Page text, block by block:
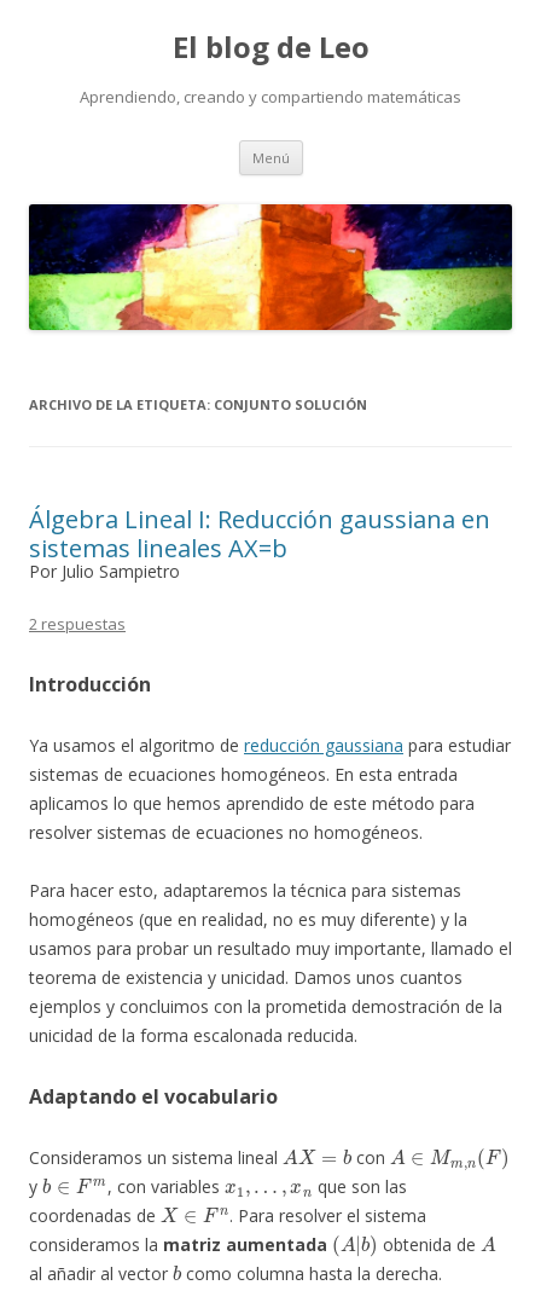
El blog de Leo
Aprendiendo, creando y compartiendo matemáticas
Menú Saltar
contenido
ARCHIVO DE LA ETIQUETA: CONJUNTO SOLUCIÓN
Álgebra Lineal I: Reducción gaussiana en
sistemas lineales AX=b
Por Julio Sampietro
2 respuestas
Introducción
Ya usamos el algoritmo de reducción gaussiana para estudiar
sistemas de ecuaciones homogéneos. En esta entrada
aplicamos lo que hemos aprendido de este método para
resolver sistemas de ecuaciones no homogéneos.
Para hacer esto, adaptaremos la técnica para sistemas
homogéneos (que en realidad, no es muy diferente) y la
usamos para probar un resultado muy importante, llamado el
teorema de existencia y unicidad. Damos unos cuantos
ejemplos y concluimos con la prometida demostración de la
unicidad de la forma escalonada reducida.
Adaptando el vocabulario
Consideramos un sistema lineal
A X=
con
A M m (F)
y
b∈Fm
, con variables
x 1,…,xn
que son las
coordenadas de
X∈Fn
. Para resolver el sistema
consideramos la matriz aumentada
(A|b)
obtenida de
A
al añadir al vector
b
como columna hasta la derecha.